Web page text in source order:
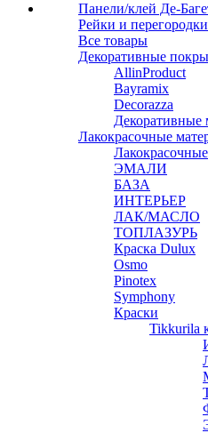
Панели/клей Де-
Рейки и
Все товары
Декоративные
AllinProduct
Bayramix
Decorazza
Лакокрасочные
ЭМАЛИ
БАЗА
ИНТЕРЬЕР
ЛАК/МАСЛО
ТОПЛАЗУРЬ
Краска Dulux
Osmo
Pinotex
Symphony
Краски
Tikkurila